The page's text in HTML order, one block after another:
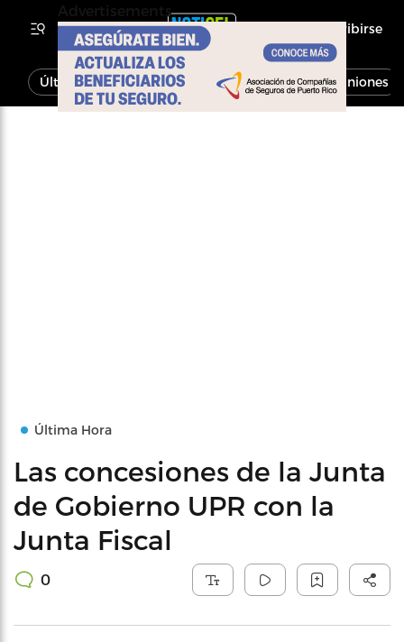
Inscribirse
Última Hora Noticias Economía Opiniones
Última Hora
Las concesiones de la Junta
de Gobierno UPR con la
Junta Fiscal
0
Advertisements